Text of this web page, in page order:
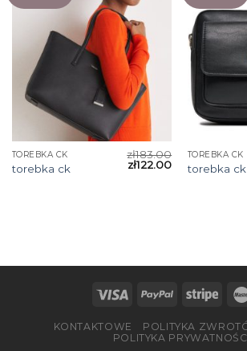
TOREBKA CK
torebka ck
zł183.00
zł122.00
TOREBKA CK
torebka ck
KONTAKTOWE POLITYKA
POLITYKA